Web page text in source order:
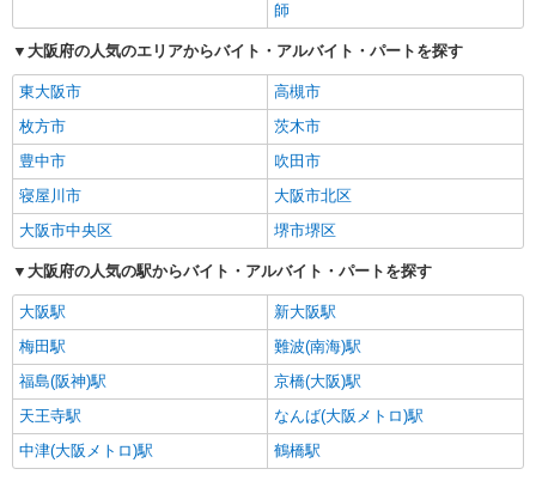
師
大阪府の人気のエリアからバイト・アルバイト・パートを探す
東大阪市
高槻市
枚方市
茨木市
豊中市
吹田市
寝屋川市
大阪市北区
大阪市中央区
堺市堺区
大阪府の人気の駅からバイト・アルバイト・パートを探す
大阪駅
新大阪駅
梅田駅
難波(南海)駅
福島(阪神)駅
京橋(大阪)駅
天王寺駅
なんば(大阪メトロ)駅
中津(大阪メトロ)駅
鶴橋駅